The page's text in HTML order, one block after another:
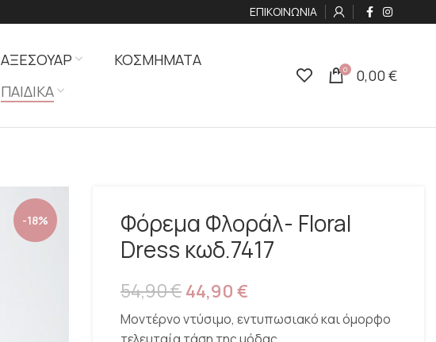
ΕΠΙΚΟΙΝΩΝΙΑ
ΑΞΕΣΟΥΑΡ
ΚΟΣΜΗΜΑΤΑ
ΠΑΙΔΙΚΑ
0 0,00€
-18%
Φόρεμα Φλοράλ- Floral
Dress κωδ.7417
54,90€ 44,90 €
Μοντέρνο ντύσιμο, εντυπωσιακό και όμορφο